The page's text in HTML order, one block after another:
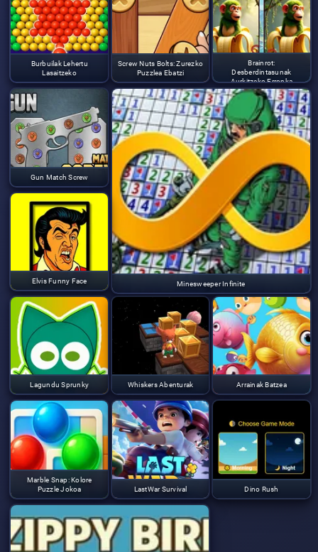
Burbuilak Lehertu
Lasaitzeko
Screw Nuts Bolts: Zurezko
Puzzlea Ebatzi
Brainrot:
Desberdintasunak
Aurkitzeko Erronka
Gun Match Screw
Minesweeper Infinite
Elvis Funny Face
Lagundu Sprunky Whiskers Abenturak Arrainak Batzea
Marble Snap: Kolore
Puzzle Jokoa
LastWar Survival Dino Rush